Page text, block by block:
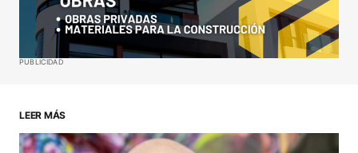
Your E-mail*
ENVIAR COMENTARIO
PUBLICIDAD
LEER MÁS